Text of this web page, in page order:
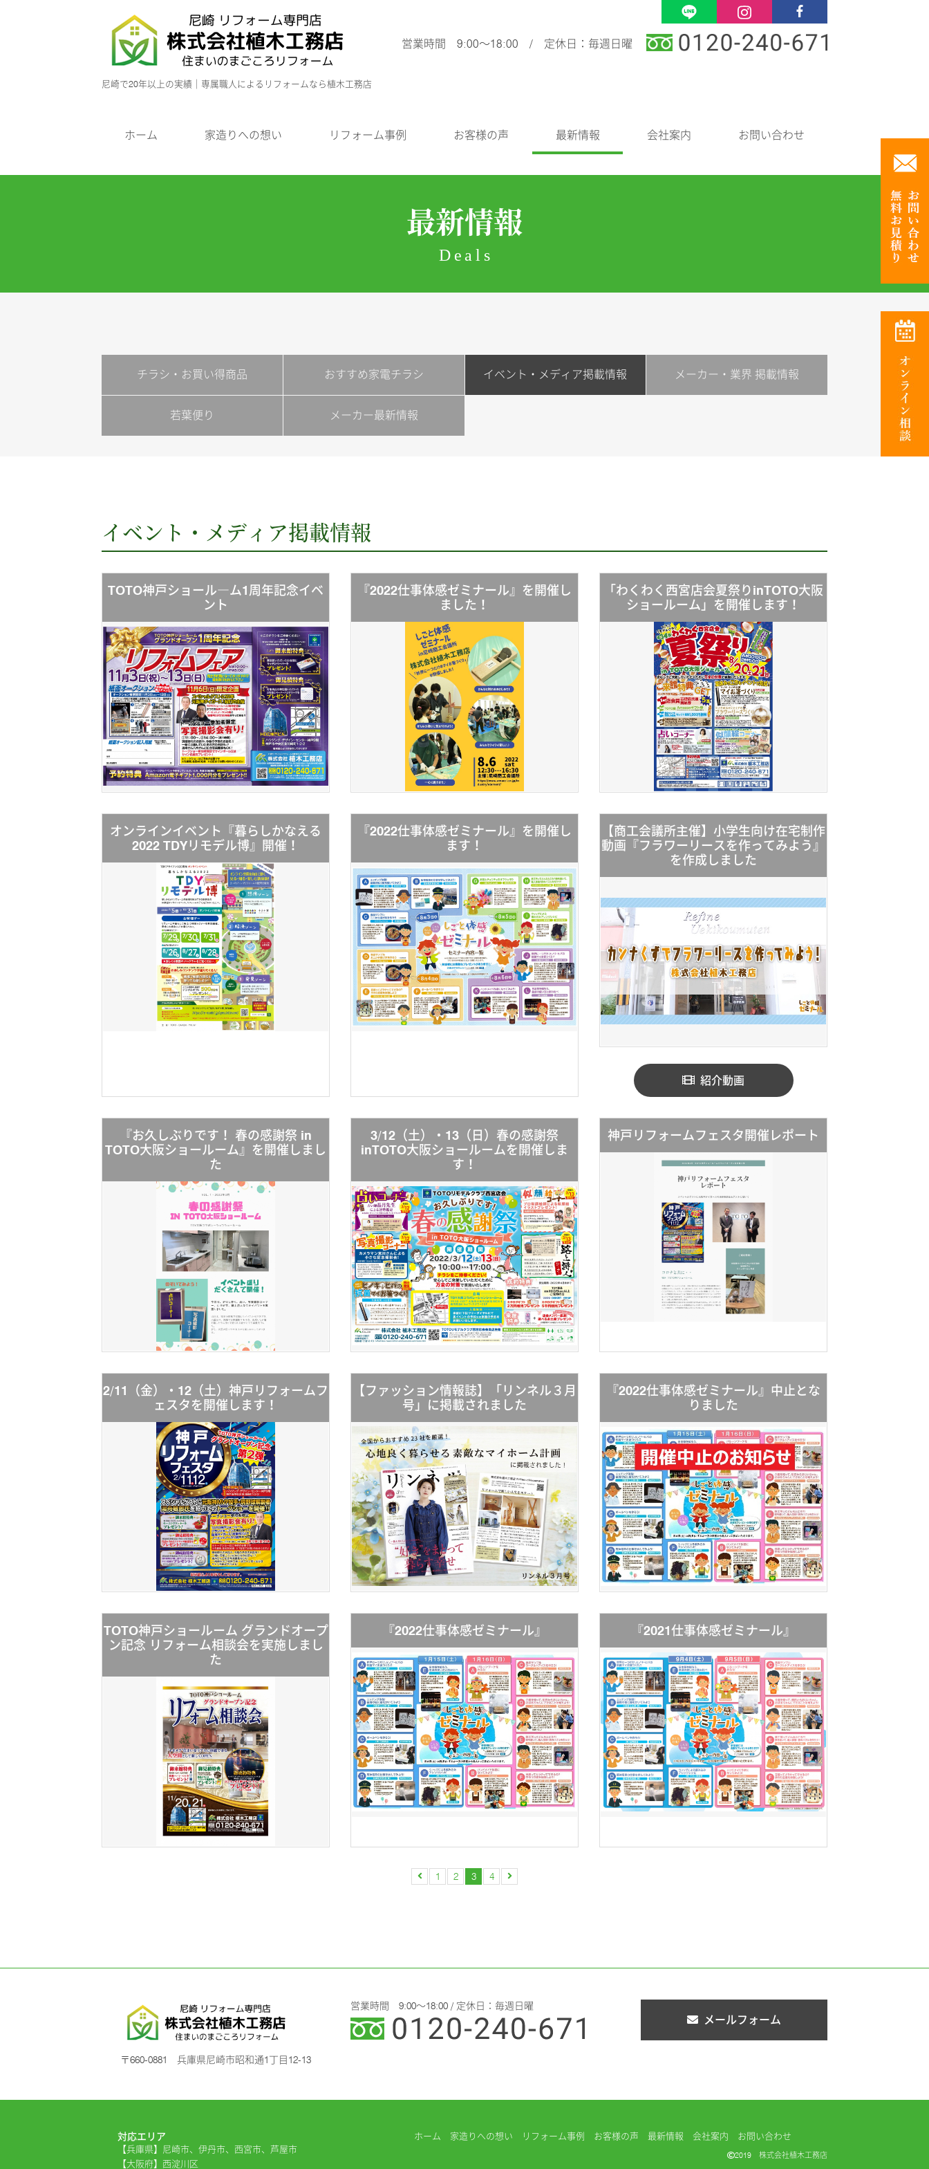
尼崎で20年以上の実績｜専属職人によるリフォームなら植木工務店
営業時間 9:00～18:00 / 定休日：毎週日曜
ホーム 家造りへの想い リフォーム事例 お客様の声 最新情報 会社案内 お問い合わせ
最新情報
Deals
チラシ・お買い得商品 おすすめ家電チラシ イベント・メディア掲載情報 メーカー・業界 掲載情報
若葉便り メーカー最新情報
イベント・メディア掲載情報
TOTO神戸ショール―ム1周年記念イベ
ント
『2022仕事体感ゼミナール』を開催し
ました！
「わくわく西宮店会夏祭りinTOTO大阪
ショールーム」を開催します！
オンラインイベント『暮らしかなえる
2022 TDYリモデル博』開催！
『2022仕事体感ゼミナール』を開催し
ます！
【商工会議所主催】小学生向け在宅制作
動画『フラワーリースを作ってみよう』
を作成しました
紹介動画
『お久しぶりです！ 春の感謝祭 in
TOTO大阪ショールーム』を開催しまし
た
3/12（土）・13（日）春の感謝祭
inTOTO大阪ショールームを開催しま
す！
神戸リフォームフェスタ開催レポート
2/11（金）・12（土）神戸リフォームフ
ェスタを開催します！
【ファッション情報誌】「リンネル３月
号」に掲載されました
『2022仕事体感ゼミナール』中止とな
りました
TOTO神戸ショールーム グランドオープ
ン記念 リフォーム相談会を実施しまし
た
『2022仕事体感ゼミナール』 『2021仕事体感ゼミナール』
1 2 3 4
〒660-0881 兵庫県尼崎市昭和通1丁目12-13
営業時間 9:00～18:00 / 定休日：毎週日曜
メールフォーム
対応エリア
【兵庫県】尼崎市、伊丹市、西宮市、芦屋市
【大阪府】西淀川区
ホーム 家造りへの想い リフォーム事例 お客様の声 最新情報 会社案内 お問い合わせ
2019 株式会社植木工務店